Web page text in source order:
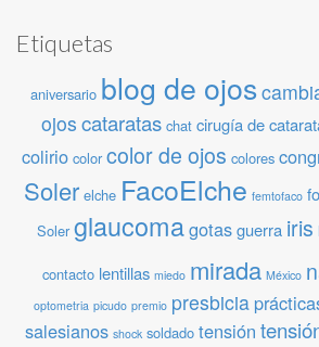
Etiquetas
aniversario blog de ojos
ojos cataratas chat cirugía de
colirio color color de ojos colores
Soler elche FacoElche femtofaco
Soler glaucomagotasguerra iris
contacto lentillas miedo mirada México
optometria picudo premio presbicia
salesianos shock soldado tensión